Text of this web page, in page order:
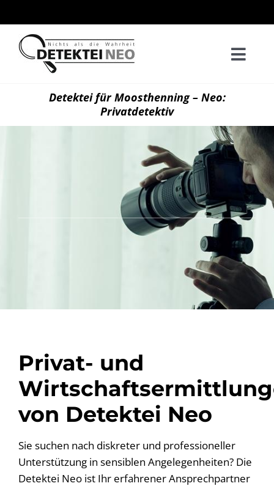
Inhalt
springen
Detektei für Moosthenning – Neo:
Privatdetektiv
Privat- und
von Detektei Neo
Sie suchen nach diskreter und professioneller
Unterstützung in sensiblen Angelegenheiten? Die
Detektei Neo ist Ihr erfahrener Ansprechpartner